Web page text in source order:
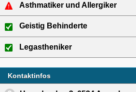
Asthmatiker und Allergiker
Geistig Behinderte
Legastheniker
Kontaktinfos